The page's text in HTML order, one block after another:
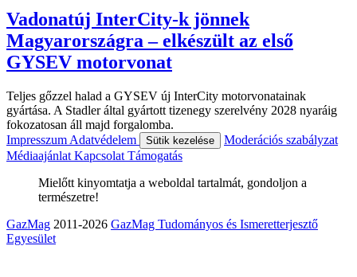
Vadonatúj InterCity-k jönnek
Magyarországra – elkészült az első
GYSEV motorvonat
Teljes gőzzel halad a GYSEV új InterCity motorvonatainak
gyártása. A Stadler által gyártott tizenegy szerelvény 2028 nyaráig
fokozatosan áll majd forgalomba.
Impresszum Adatvédelem Sütik kezelése
Moderációs szabályzat
Médiaajánlat Kapcsolat Támogatás
Mielőtt kinyomtatja a weboldal tartalmát, gondoljon a
természetre!
GazMag 2011-2026 GazMag Tudományos és Ismeretterjesztő
Egyesület